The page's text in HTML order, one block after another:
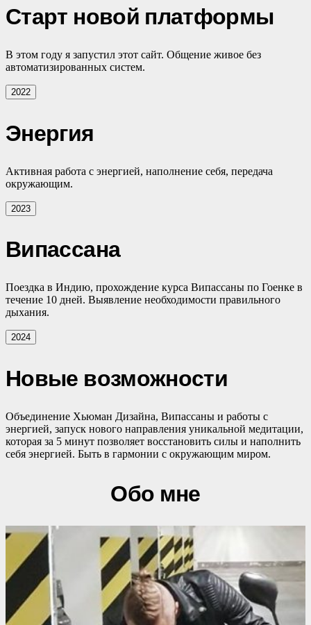
Старт новой платформы
В этом году я запустил этот сайт. Общение живое без
автоматизированных систем.
2022
Энергия
Активная работа с энергией, наполнение себя, передача
окружающим.
2023
Випассана
Поездка в Индию, прохождение курса Випассаны по Гоенке в
течение 10 дней. Выявление необходимости правильного
дыхания.
2024
Новые возможности
Объединение Хьюман Дизайна, Випассаны и работы с
энергией, запуск нового направления уникальной медитации,
которая за 5 минут позволяет восстановить силы и наполнить
себя энергией. Быть в гармонии с окружающим миром.
Обо мне